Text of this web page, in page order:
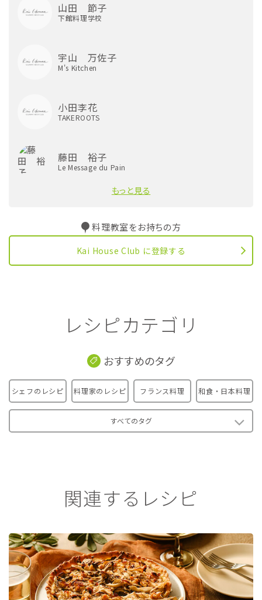
山田 節子
下館料理学校
宇山 万佐子
M's Kitchen
小田李花
TAKEROOTS
藤田 裕子
Le Message du Pain
もっと見る
料理教室をお持ちの方
Kai House Club に登録する
レシピカテゴリ
おすすめのタグ
シェフのレシピ 料理家のレシピ フランス料理 和食・日本料理
すべてのタグ
関連するレシピ